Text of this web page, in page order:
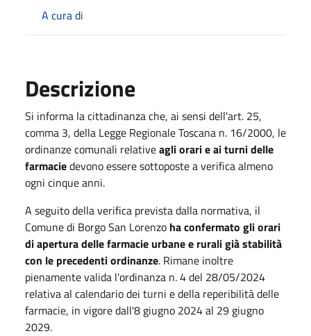
A cura di
Descrizione
Si informa la cittadinanza che, ai sensi dell'art. 25,
comma 3, della Legge Regionale Toscana n. 16/2000, le
ordinanze comunali relativeagli orari e ai turni delle
farmaciedevono essere sottoposte a verifica almeno
ogni cinque anni.
A seguito della verifica prevista dalla normativa, il
Comune di Borgo San Lorenzo ha confermato gli orari
di apertura delle farmacie urbane e rurali già stabilità
con le precedenti ordinanze. Rimane inoltre
pienamente valida l'ordinanza n. 4 del 28/05/2024
relativa al calendario dei turni e della reperibilità delle
farmacie, in vigore dall'8 giugno 2024 al 29 giugno
2029.